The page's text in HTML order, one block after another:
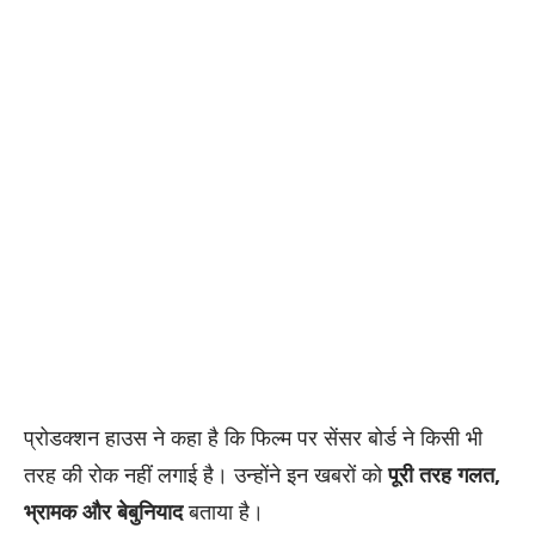
प्रोडक्शन हाउस ने कहा है कि फिल्म पर सेंसर बोर्ड ने किसी भी
तरह की रोक नहीं लगाई है। उन्होंने इन खबरों कोपूरी तरह गलत,
भ्रामक और बेबुनियादबताया है।